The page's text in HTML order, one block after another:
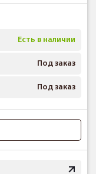
Есть в наличии
Под заказ
Под заказ